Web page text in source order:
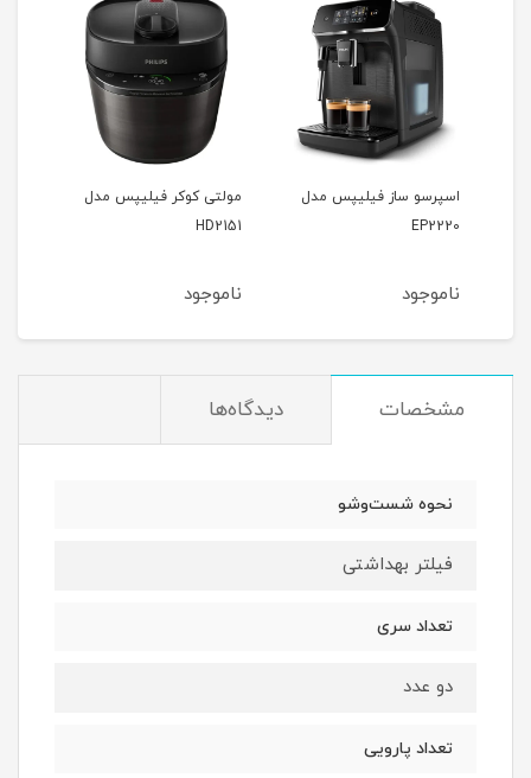
اسپرسو ساز فیلیپس مدل
EP2220
ناموجود
مولتی کوکر فیلیپس مدل
HD2151
ناموجود
مشخصات دیدگاه‌ها
نحوه شست‌وشو
فیلتر بهداشتی
تعداد سری
دو عدد
تعداد پارویی